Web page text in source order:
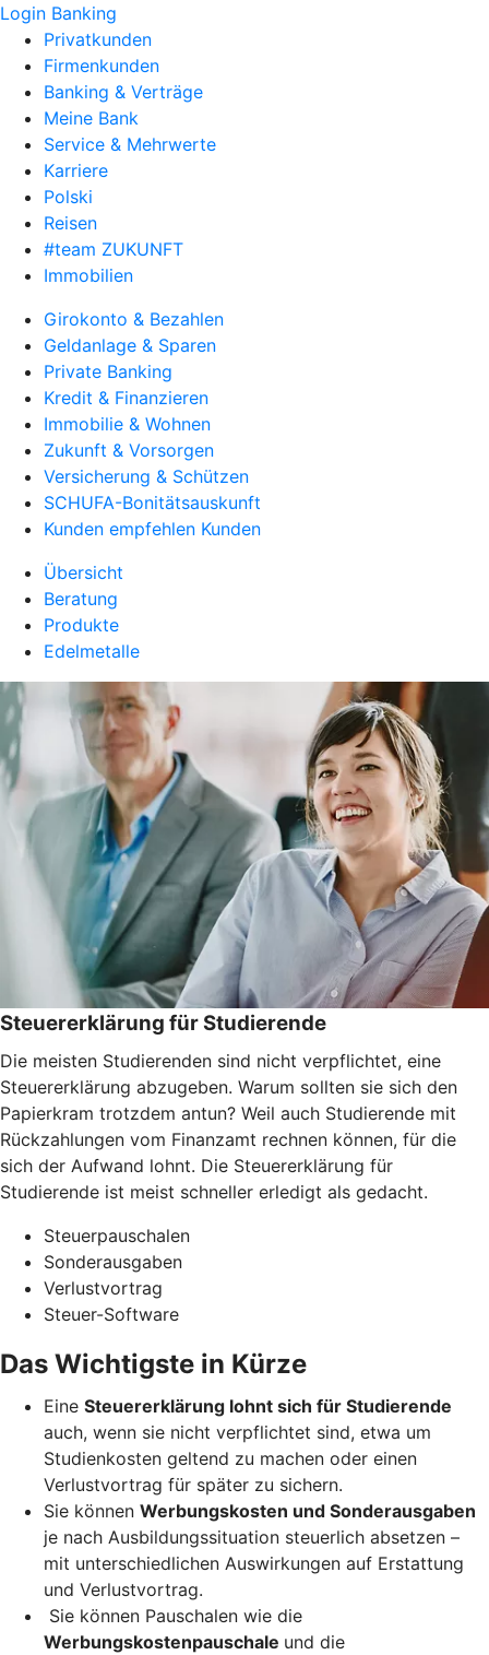
Login Banking
Privatkunden
Firmenkunden
Banking & Verträge
Meine Bank
Service & Mehrwerte
Karriere
Polski
Reisen
#team ZUKUNFT
Immobilien
Girokonto & Bezahlen
Geldanlage & Sparen
Private Banking
Kredit & Finanzieren
Immobilie & Wohnen
Zukunft & Vorsorgen
Versicherung & Schützen
SCHUFA-Bonitätsauskunft
Kunden empfehlen Kunden
Übersicht
Beratung
Produkte
Edelmetalle
Steuererklärung für Studierende
Die meisten Studierenden sind nicht verpflichtet, eine
Steuererklärung abzugeben. Warum sollten sie sich den
Papierkram trotzdem antun? Weil auch Studierende mit
Rückzahlungen vom Finanzamt rechnen können, für die
sich der Aufwand lohnt. Die Steuererklärung für
Studierende ist meist schneller erledigt als gedacht.
Steuerpauschalen
Sonderausgaben
Verlustvortrag
Steuer-Software
Das Wichtigste in Kürze
Eine Steuererklärung lohnt sich für Studierende
auch, wenn sie nicht verpflichtet sind, etwa um
Studienkosten geltend zu machen oder einen
Verlustvortrag für später zu sichern.
Sie können Werbungskosten und Sonderausgaben
je nach Ausbildungssituation steuerlich absetzen –
mit unterschiedlichen Auswirkungen auf Erstattung
und Verlustvortrag.
Sie können Pauschalen wie die
Werbungskostenpauschale und die